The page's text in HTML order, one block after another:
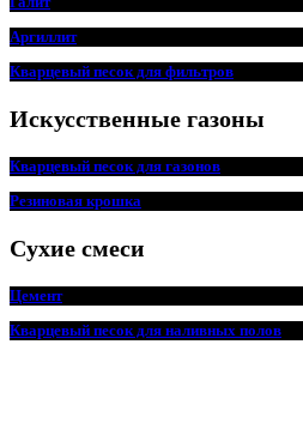
Аргиллит
Кварцевый песок для фильтров
Искусственные газоны
Кварцевый песок для газонов
Резиновая крошка
Сухие смеси
Цемент
Кварцевый песок для наливных полов